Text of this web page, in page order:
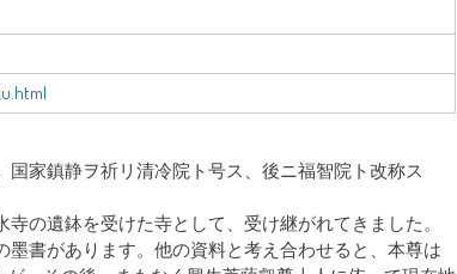
家鎮静ヲ祈リ清冷院ト号ス、後ニ福智院ト改称ス
の遺鉢を受けた寺として、受け継がれてきました。
書があります。他の資料と考え合わせると、本尊は